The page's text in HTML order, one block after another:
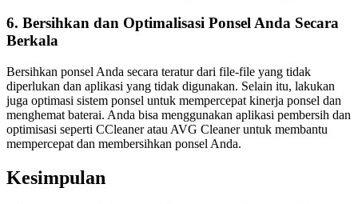
6. Bersihkan dan Optimalisasi Ponsel Anda Secara
Berkala
Bersihkan ponsel Anda secara teratur dari file-file yang tidak
diperlukan dan aplikasi yang tidak digunakan. Selain itu, lakukan
juga optimasi sistem ponsel untuk mempercepat kinerja ponsel dan
menghemat baterai. Anda bisa menggunakan aplikasi pembersih dan
optimisasi seperti CCleaner atau AVG Cleaner untuk membantu
mempercepat dan membersihkan ponsel Anda.
Kesimpulan